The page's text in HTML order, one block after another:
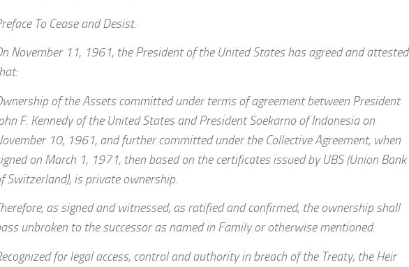
To Cease and Desist.
November 11, 1961, the President of the United States has agreed and attested
of the Assets committed under terms of agreement between President
F. Kennedy of the United States and President Soekarno of Indonesia on
10, 1961, and further committed under the Collective Agreement, when
on March 1, 1971, then based on the certificates issued by UBS (Union Bank
Switzerland), is private ownership.
as signed and witnessed, as ratified and confirmed, the ownership shall
unbroken to the successor as named in Family or otherwise mentioned.
for legal access, control and authority in breach of the Treaty, the Heir